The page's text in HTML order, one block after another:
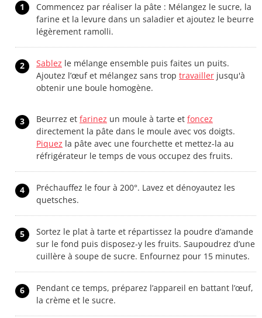
1
Commencez par réaliser la pâte : Mélangez le sucre, la
farine et la levure dans un saladier et ajoutez le beurre
légèrement ramolli.
2 Sablez le mélange ensemble puis faites un puits.
Ajoutez l’œuf et mélangez sans trop travailler jusqu'à
obtenir une boule homogène.
3 Beurrez et farinez un moule à tarte et foncez
directement la pâte dans le moule avec vos doigts.
Piquez la pâte avec une fourchette et mettez-la au
réfrigérateur le temps de vous occupez des fruits.
4
Préchauffez le four à 200°. Lavez et dénoyautez les
quetsches.
5
Sortez le plat à tarte et répartissez la poudre d’amande
sur le fond puis disposez-y les fruits. Saupoudrez d’une
cuillère à soupe de sucre. Enfournez pour 15 minutes.
6
Pendant ce temps, préparez l’appareil en battant l’œuf,
la crème et le sucre.